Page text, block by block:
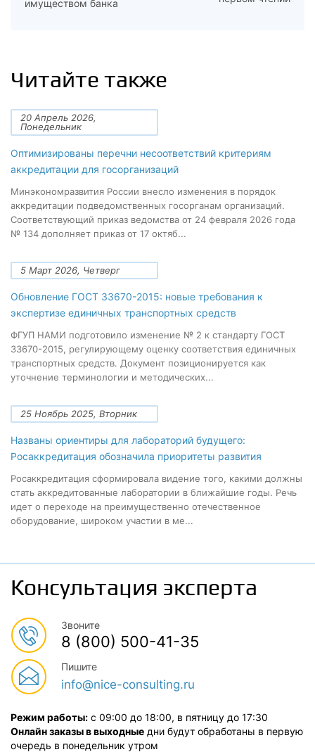
имуществом банка
Читайте также
20 Апрель 2026,
Понедельник
Оптимизированы перечни несоответствий критериям
аккредитации для госорганизаций
Минэкономразвития России внесло изменения в порядок
аккредитации подведомственных госорганам организаций.
Соответствующий приказ ведомства от 24 февраля 2026 года
№ 134 дополняет приказ от 17 октяб...
5 Март 2026, Четверг
Обновление ГОСТ 33670-2015: новые требования к
экспертизе единичных транспортных средств
ФГУП НАМИ подготовило изменение № 2 к стандарту ГОСТ
33670-2015, регулирующему оценку соответствия единичных
транспортных средств. Документ позиционируется как
уточнение терминологии и методических...
25 Ноябрь 2025, Вторник
Названы ориентиры для лабораторий будущего:
Росаккредитация обозначила приоритеты развития
Росаккредитация сформировала видение того, какими должны
стать аккредитованные лаборатории в ближайшие годы. Речь
идет о переходе на преимущественно отечественное
оборудование, широком участии в ме...
Консультация эксперта
Звоните
8 (800) 500-41-35
Пишите
info@nice-consulting.ru
Режим работы: с 09:00 до 18:00, в пятницу до 17:30
Онлайн заказы в выходные дни будут обработаны в первую
очередь в понедельник утром